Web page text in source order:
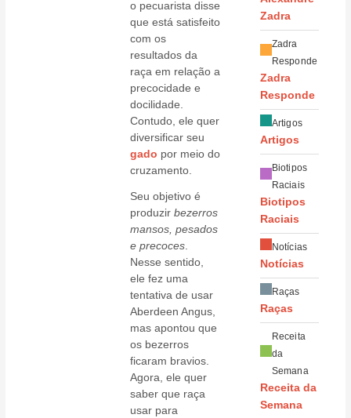
o pecuarista disse
que está satisfeito
com os
resultados da
raça em relação a
precocidade e
docilidade.
Contudo, ele quer
diversificar seu
gado por meio do
cruzamento.
Seu objetivo é
produzirbezerros
mansos, pesados
e precoces.
Nesse sentido,
ele fez uma
tentativa de usar
Aberdeen Angus,
mas apontou que
os bezerros
ficaram bravios.
Agora, ele quer
saber que raça
usar para
Zadra
Zadra
Responde
Zadra
Responde
Artigos
Artigos
Biotipos
Raciais
Biotipos
Raciais
Notícias
Notícias
Raças
Raças
Receita
da
Semana
Receita da
Semana